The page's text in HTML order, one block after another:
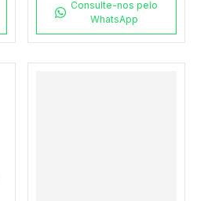
Consulte-nos pelo
WhatsApp